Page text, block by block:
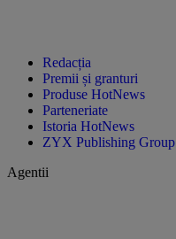
Redacția
Premii și granturi
Produse HotNews
Parteneriate
Istoria HotNews
ZYX Publishing Group
Agentii